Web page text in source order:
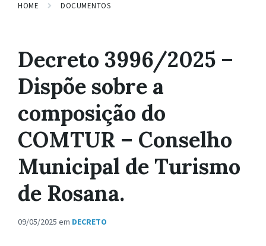
HOME DOCUMENTOS
Decreto 3996/2025 –
Dispõe sobre a
composição do
COMTUR – Conselho
Municipal de Turismo
de Rosana.
09/05/2025 em DECRETO